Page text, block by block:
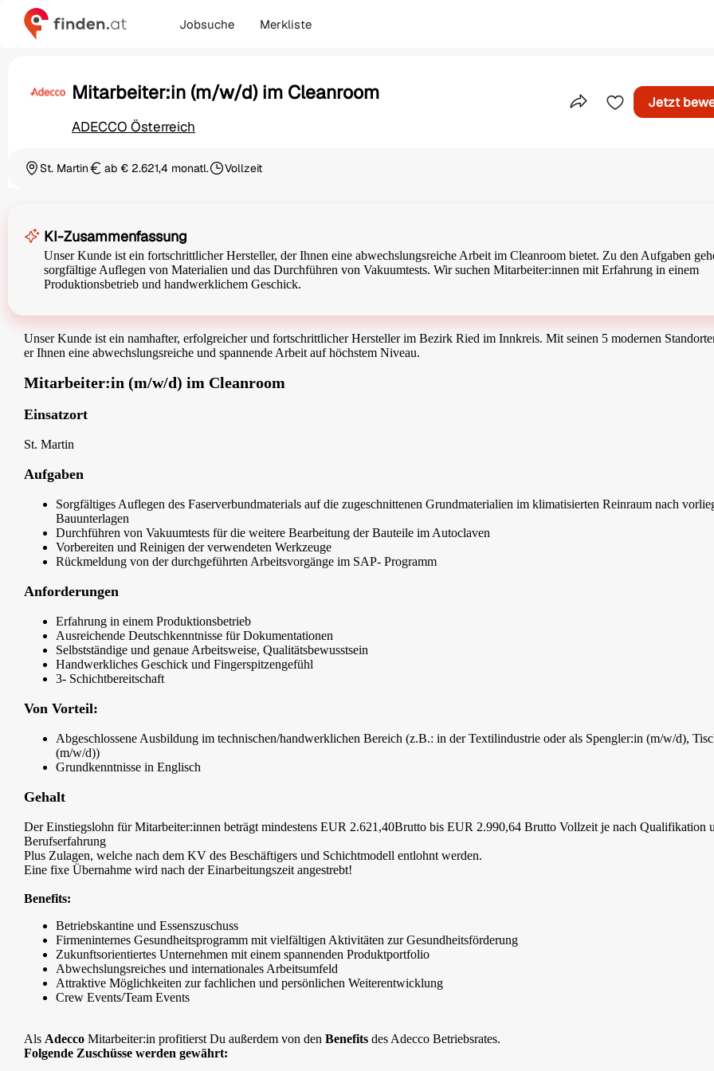
Jobsuche Merkliste
Mitarbeiter:in (m/w/d) im Cleanroom
ADECCO Österreich
Teile dieses Inserat
Jetzt
Ortschaft
St. Martin Gehaltab € 2.621,4 monatl.Beschäftigungsart
Vollzeit
KI-Zusammenfassung
Unser Kunde ist ein fortschrittlicher Hersteller, der Ihnen eine abwechslungsreiche Arbeit im Cleanroom bietet. Zu den Aufgaben
sorgfältige Auflegen von Materialien und das Durchführen von Vakuumtests. Wir suchen Mitarbeiter:innen mit Erfahrung in einem
Produktionsbetrieb und handwerklichem Geschick.
Unser Kunde ist ein namhafter, erfolgreicher und fortschrittlicher Hersteller im Bezirk Ried im Innkreis. Mit seinen 5 modernen
er Ihnen eine abwechslungsreiche und spannende Arbeit auf höchstem Niveau.
Mitarbeiter:in (m/w/d) im Cleanroom
Einsatzort
St. Martin
Aufgaben
Sorgfältiges Auflegen des Faserverbundmaterials auf die zugeschnittenen Grundmaterialien im klimatisierten Reinraum nach
Bauunterlagen
Durchführen von Vakuumtests für die weitere Bearbeitung der Bauteile im Autoclaven
Vorbereiten und Reinigen der verwendeten Werkzeuge
Rückmeldung von der durchgeführten Arbeitsvorgänge im SAP- Programm
Anforderungen
Erfahrung in einem Produktionsbetrieb
Ausreichende Deutschkenntnisse für Dokumentationen
Selbstständige und genaue Arbeitsweise, Qualitätsbewusstsein
Handwerkliches Geschick und Fingerspitzengefühl
3- Schichtbereitschaft
Von Vorteil:
Abgeschlossene Ausbildung im technischen/handwerklichen Bereich (z.B.: in der Textilindustrie oder als Spengler:in (m/w/d),
(m/w/d))
Grundkenntnisse in Englisch
Gehalt
Der Einstiegslohn für Mitarbeiter:innen beträgt mindestens EUR 2.621,40Brutto bis EUR 2.990,64 Brutto Vollzeit je nach Qualifikation
Berufserfahrung
Plus Zulagen, welche nach dem KV des Beschäftigers und Schichtmodell entlohnt werden.
Eine fixe Übernahme wird nach der Einarbeitungszeit angestrebt!
Benefits:
Betriebskantine und Essenszuschuss
Firmeninternes Gesundheitsprogramm mit vielfältigen Aktivitäten zur Gesundheitsförderung
Zukunftsorientiertes Unternehmen mit einem spannenden Produktportfolio
Abwechslungsreiches und internationales Arbeitsumfeld
Attraktive Möglichkeiten zur fachlichen und persönlichen Weiterentwicklung
Crew Events/Team Events
Als Adecco Mitarbeiter:in profitierst Du außerdem von den Benefits des Adecco Betriebsrates.
Folgende Zuschüsse werden gewährt: